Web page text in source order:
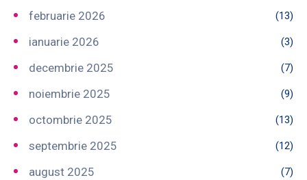
februarie 2026 (13)
ianuarie 2026 (3)
decembrie 2025 (7)
noiembrie 2025 (9)
octombrie 2025 (13)
septembrie 2025 (12)
august 2025 (7)